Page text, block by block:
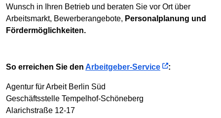
Wunsch in Ihren Betrieb und beraten Sie vor Ort über
Arbeitsmarkt, Bewerberangebote, Personalplanung und
Fördermöglichkeiten.
So erreichen Sie den Arbeitgeber-Service :
Agentur für Arbeit Berlin Süd
Geschäftsstelle Tempelhof-Schöneberg
Alarichstraße 12-17